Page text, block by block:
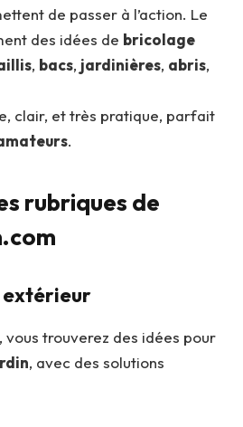
de passer à l’action. Le
des idées de bricolage
, bacs, jardinières, abris,
clair, et très pratique, parfait
.
rubriques de
extérieur
vous trouverez des idées pour
, avec des solutions